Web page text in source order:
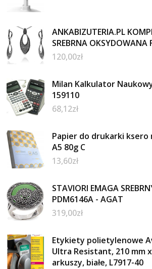
ANKABIZUTERIA.PL
SREBRNA OKSYDOWANA
120,00zł
Milan Kalkulator
159110
68,12zł
Papier do drukarki ksero
A5 80g C
13,60zł
STAVIORI EMAGA
PDM6146A - AGAT
319,00zł
Etykiety polietylenowe
Ultra Resistant, 210 mm
arkuszy, białe, L7917-40